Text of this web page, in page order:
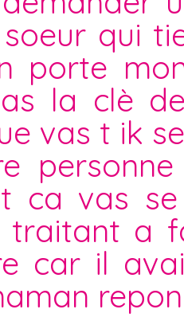
qui
porte
la clè
vas t ik
ca vas
traitant a
car il